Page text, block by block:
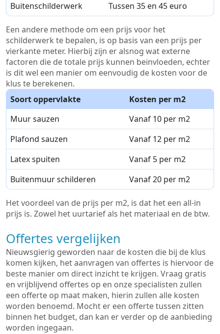
Buitenschilderwerk
Tussen 35 en 45 euro
Een andere methode om een prijs voor het
schilderwerk te bepalen, is op basis van een prijs per
vierkante meter. Hierbij zijn er alsnog wat externe
factoren die de totale prijs kunnen beïnvloeden, echter
is dit wel een manier om eenvoudig de kosten voor de
klus te berekenen.
Soort oppervlakte
Kosten per m2
Muur sauzen
Vanaf 10 per m2
Plafond sauzen
Vanaf 12 per m2
Latex spuiten
Vanaf 5 per m2
Buitenmuur schilderen
Vanaf 20 per m2
Het voordeel van de prijs per m2, is dat het een all-in
prijs is. Zowel het uurtarief als het materiaal en de btw.
Offertes vergelijken
Nieuwsgierig geworden naar de kosten die bij de klus
komen kijken, het aanvragen van offertes is hiervoor de
beste manier om direct inzicht te krijgen. Vraag gratis
en vrijblijvend offertes op en onze specialisten zullen
een offerte op maat maken, hierin zullen alle kosten
worden benoemd. Mocht er een offerte tussen zitten
binnen het budget, dan kan er verder op de aanbieding
worden ingegaan.